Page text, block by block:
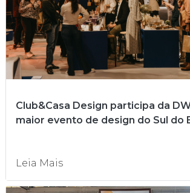
Club&Casa Design participa da
maior evento de design do Sul do
Leia Mais